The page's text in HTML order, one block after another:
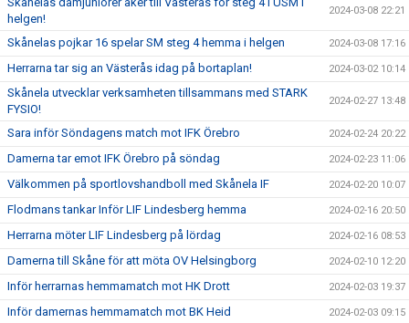
helgen!
2024-03-08 22:21
Skånelas pojkar 16 spelar SM steg 4 hemma i helgen 2024-03-08 17:16
Herrarna tar sig an Västerås idag på bortaplan! 2024-03-02 10:14
Skånela utvecklar verksamheten tillsammans med STARK
FYSIO!
2024-02-27 13:48
Sara inför Söndagens match mot IFK Örebro 2024-02-24 20:22
Damerna tar emot IFK Örebro på söndag 2024-02-23 11:06
Välkommen på sportlovshandboll med Skånela IF 2024-02-20 10:07
Flodmans tankar Inför LIF Lindesberg hemma 2024-02-16 20:50
Herrarna möter LIF Lindesberg på lördag 2024-02-16 08:53
Damerna till Skåne för att möta OV Helsingborg 2024-02-10 12:20
Inför herrarnas hemmamatch mot HK Drott 2024-02-03 19:37
Inför damernas hemmamatch mot BK Heid 2024-02-03 09:15